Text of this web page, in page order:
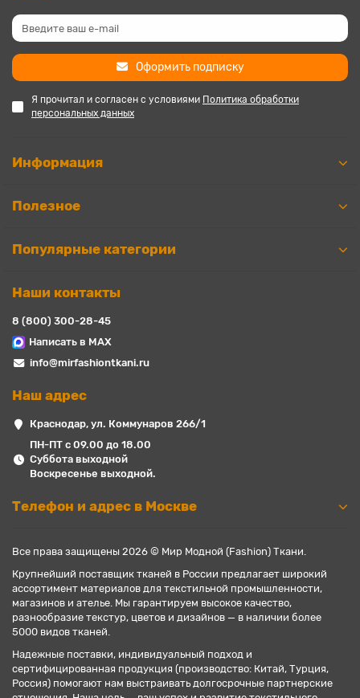
Оформить подписку
Я прочитал и согласен с условиями Политика обработки
персональных данных
Информация
Полезное
Популярные категории
Наши контакты
8 (800) 300-28-45
Написать в MAX
info@mirfashiontkani.ru
Наш адрес
Краснодар, ул. Коммунаров 266/1
ПН-ПТ с 09.00 до 18.00
Суббота выходной
Воскресенье выходной.
Телефон и адрес в Москве
Все права защищены 2026 © Мир Модной (Fashion) Ткани.
Крупнейший поставщик тканей в России предлагает широкий
ассортимент материалов для текстильной промышленности,
магазинов и ателье. Мы гарантируем высокое качество,
разнообразие текстур, цветов и дизайнов — в наличии более
5000 видов тканей.
Надежные поставки, индивидуальный подход и
сертифицированная продукция (производство: Китай, Турция,
Россия) помогают нам выстраивать долгосрочные партнерские